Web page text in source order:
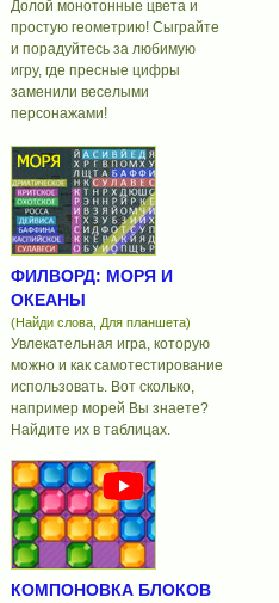
Долой монотонные цвета и
простую геометрию! Сыграйте
и порадуйтесь за любимую
игру, где пресные цифры
заменили веселыми
персонажами!
ФИЛВОРД: МОРЯ И
ОКЕАНЫ
(Найди слова, Для планшета)
Увлекательная игра, которую
можно и как самотестирование
использовать. Вот сколько,
например морей Вы знаете?
Найдите их в таблицах.
КОМПОНОВКА БЛОКОВ